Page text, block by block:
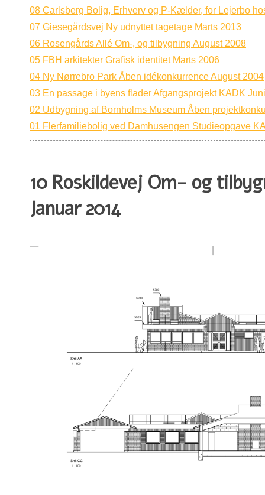
08 Carlsberg Bolig, Erhverv og P-Kælder, for Lejerbo
07 Giesegårdsvej Ny udnyttet tagetage Marts 2013
06 Rosengårds Allé Om-, og tilbygning August 2008
05 FBH arkitekter Grafisk identitet Marts 2006
04 Ny Nørrebro Park Åben idékonkurrence August 2004
03 En passage i byens flader Afgangsprojekt KADK
02 Udbygning af Bornholms Museum Åben
01 Flerfamiliebolig ved Damhusengen Studieopgave
10 Roskildevej Om- og
Januar 2014